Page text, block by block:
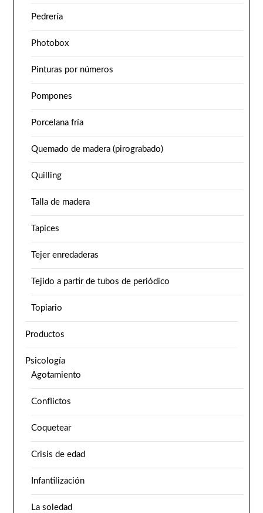
Pedrería
Photobox
Pinturas por números
Pompones
Porcelana fría
Quemado de madera (pirograbado)
Quilling
Talla de madera
Tapices
Tejer enredaderas
Tejido a partir de tubos de periódico
Topiario
Productos
Psicología
Agotamiento
Conflictos
Coquetear
Crisis de edad
Infantilización
La soledad